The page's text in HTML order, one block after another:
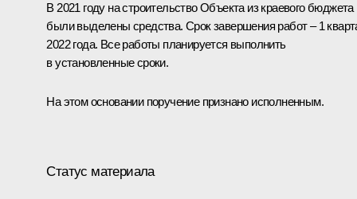
В 2021 году на строительство Объекта из краевого бюджета
были выделены средства. Срок завершения работ – 1
2022 года. Все работы планируется выполнить
в установленные сроки.
На этом основании поручение признано исполненным.
Статус материала